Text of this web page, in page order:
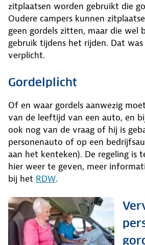
zitplaatsen worden gebruikt die
Oudere campers kunnen
geen gordels zitten, maar die wel
gebruik tijdens het rijden. Dat
verplicht.
Gordelplicht
Of en waar gordels aanwezig
van de leeftijd van een auto, en
ook nog van de vraag of hij is
personenauto of op een
aan het kenteken). De regeling is
hier weer te geven, meer
bij het RDW.